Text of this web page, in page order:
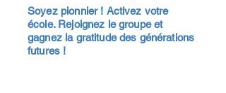
Soyez pionnier ! Activez votre
école. Rejoignez le groupe et
gagnez la gratitude des générations
futures !